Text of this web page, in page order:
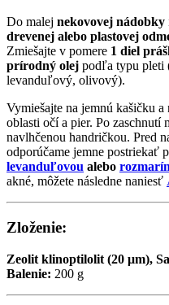
Do malej nekovovej nádobky
drevenej alebo plastovej
Zmiešajte v pomere 1 diel
prírodný olej podľa typu pleti
levanduľový, olivový).
Vymiešajte na jemnú kašičku a
oblasti očí a pier. Po zaschnutí
navlhčenou handričkou. Pred
odporúčame jemne postriekať
levanduľovou alebo
akné, môžete následne naniesť
Zloženie:
Zeolit klinoptilolit (20 μm),
Balenie: 200 g